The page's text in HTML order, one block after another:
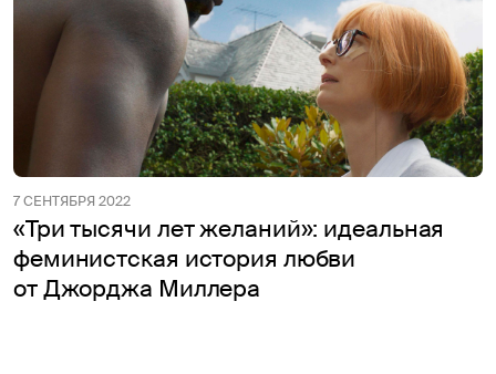
7 СЕНТЯБРЯ 2022
«Три тысячи лет желаний»: идеальная
феминистская история любви
от Джорджа Миллера